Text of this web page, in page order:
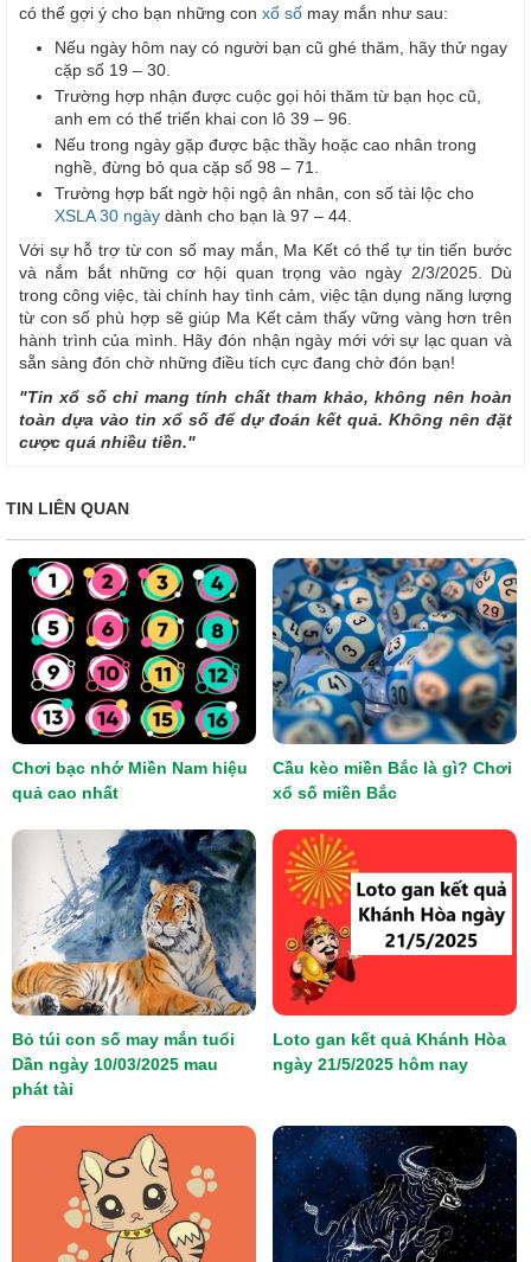
có thể gợi ý cho bạn những con xổ số may mắn như sau:
Nếu ngày hôm nay có người bạn cũ ghé thăm, hãy thử ngay
cặp số 19 – 30.
Trường hợp nhận được cuộc gọi hỏi thăm từ bạn học cũ,
anh em có thể triển khai con lô 39 – 96.
Nếu trong ngày gặp được bậc thầy hoặc cao nhân trong
nghề, đừng bỏ qua cặp số 98 – 71.
Trường hợp bất ngờ hội ngộ ân nhân, con số tài lộc cho
XSLA 30 ngày dành cho bạn là 97 – 44.
Với sự hỗ trợ từ con số may mắn, Ma Kết có thể tự tin tiến bước
và nắm bắt những cơ hội quan trọng vào ngày 2/3/2025. Dù
trong công việc, tài chính hay tình cảm, việc tận dụng năng lượng
từ con số phù hợp sẽ giúp Ma Kết cảm thấy vững vàng hơn trên
hành trình của mình. Hãy đón nhận ngày mới với sự lạc quan và
sẵn sàng đón chờ những điều tích cực đang chờ đón bạn!
"Tin xổ số chỉ mang tính chất tham khảo, không nên hoàn
toàn dựa vào tin xổ số để dự đoán kết quả. Không nên đặt
cược quá nhiều tiền."
TIN LIÊN QUAN
Chơi bạc nhớ Miền Nam hiệu
quả cao nhất
Cầu kèo miền Bắc là gì? Chơi
xổ số miền Bắc
Bỏ túi con số may mắn tuổi
Dần ngày 10/03/2025 mau
phát tài
Loto gan kết quả Khánh Hòa
ngày 21/5/2025 hôm nay